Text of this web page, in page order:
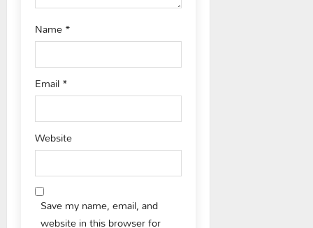
Name*
Email*
Website
Save my name, email, and
website in this browser for